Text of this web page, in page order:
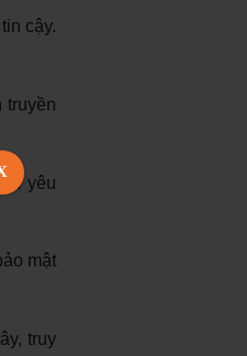
cậy.
truyền
yêu
mật
truy